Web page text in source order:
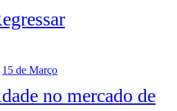
15 de Março
no mercado de